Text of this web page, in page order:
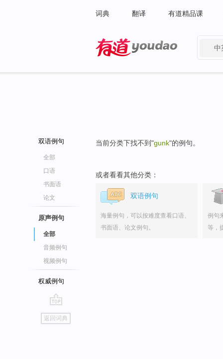
词典 翻译 有道精品课
中
双语例句
全部
口语
书面语
论文
原声例句
全部
音频例句
视频例句
权威例句
go
top
返回词典
当前分类下找不到"gunk"的例句。
或者看看其他分类：
双语例句
海量例句，可以按难度查看口语、
书面语、论文例句。
例句
等，